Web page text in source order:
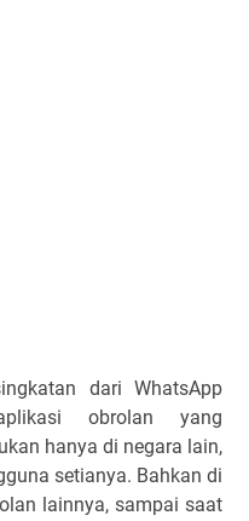
dari WhatsApp
obrolan yang
hanya di negara lain,
setianya. Bahkan di
lainnya, sampai saat